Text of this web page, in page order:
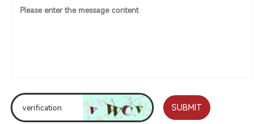
SUBMIT